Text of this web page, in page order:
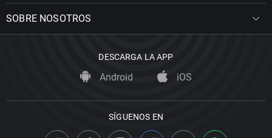
SOBRE NOSOTROS
DESCARGA LA APP
Android iOS
SÍGUENOS EN